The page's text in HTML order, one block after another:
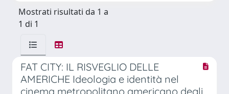
Mostrati risultati da 1 a
1 di 1
FAT CITY: IL RISVEGLIO DELLE
AMERICHE Ideologia e identità nel
cinema metropolitano americano degli